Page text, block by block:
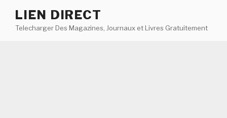
contenu
LIEN DIRECT
Telecharger Des Magazines, Journaux et Livres Gratuitement